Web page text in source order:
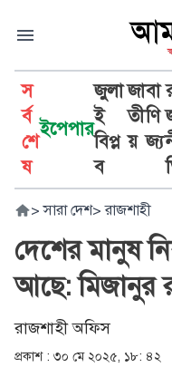
স
র্ব
শে
ষ
ইপেপার
জুলা
ই
বিপ্ল
ব
জা
তী
য়
বা
ণি
জ্য
> সারা দেশ> রাজশাহী
দেশের মানুষ
আছে: মিজানুর
রাজশাহী অফিস
প্রকাশ : ৩০ মে ২০২৫, ১৮: ৪২